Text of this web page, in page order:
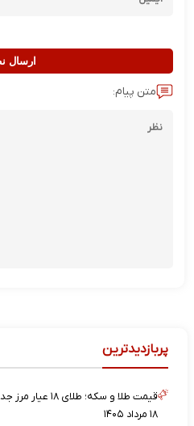
ارسال
متن پیام:
پربازدیدترین
قیمت طلا و
۱۸ مرداد ۱۴۰۵